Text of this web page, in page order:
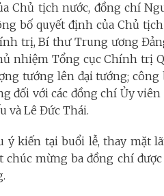
Chủ tịch nước, đồng chí
bố quyết định của Chủ
trị, Bí thư Trung ương
nhiệm Tổng cục Chính trị
tướng lên đại tướng;
đối với các đồng chí Ủy
và Lê Đức Thái.
ý kiến tại buổi lễ, thay mặt
mừng ba đồng chí